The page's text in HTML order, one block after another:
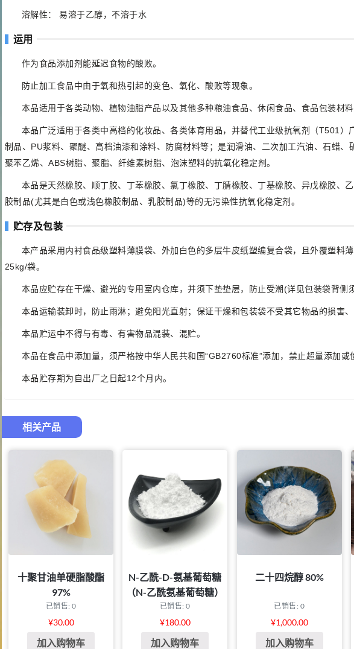
溶解性： 易溶于乙醇，不溶于水
运用
作为食品添加剂能延迟食物的酸败。
防止加工食品中由于氧和热引起的变色、氧化、酸败等现象。
本品适用于各类动物、植物油脂产品以及其他多种粮油食品、休闲食品、食品包装材料
本品广泛适用于各类中高档的化妆品、各类体育用品，并替代工业级抗氧剂（T501）
制品、PU浆料、聚醚、高档油漆和涂料、防腐材料等；是润滑油、二次加工汽油、石蜡、
聚苯乙烯、ABS树脂、聚脂、纤维素树脂、泡沫塑料的抗氧化稳定剂。
本品是天然橡胶、顺丁胶、丁苯橡胶、氯丁橡胶、丁腈橡胶、丁基橡胶、异戊橡胶、
胶制品(尤其是白色或浅色橡胶制品、乳胶制品)等的无污染性抗氧化稳定剂。
贮存及包装
本产品采用内衬食品级塑料薄膜袋、外加白色的多层牛皮纸塑编复合袋，且外覆塑料薄
25kg/袋。
本品应贮存在干燥、避光的专用室内仓库，并须下垫垫层，防止受潮(详见包装袋背侧
本品运输装卸时，防止雨淋；避免阳光直射；保证干燥和包装袋不受其它物品的损害、
本品贮运中不得与有毒、有害物品混装、混贮。
本品在食品中添加量，须严格按中华人民共和国“GB2760标准”添加，禁止超量添加或
本品贮存期为自出厂之日起12个月内。
相关产品
十聚甘油单硬脂酸酯
97%
已销售: 0
¥30.00
加入购物车
N-乙酰-D-氨基葡萄糖
（N-乙酰氨基葡萄糖）
98%
已销售: 0
¥180.00
加入购物车
二十四烷醇 80%
已销售: 0
¥1,000.00
加入购物车
98.5%
浏览量 - 1.72w
11.25 8 D-异抗坏血酸钠 98%
浏览量 - 1.55w
食品添加剂原料
475 9
10 DL-蛋氨酸 99%
浏览量 - 1.48w
2021-06-21 食品添加剂原料